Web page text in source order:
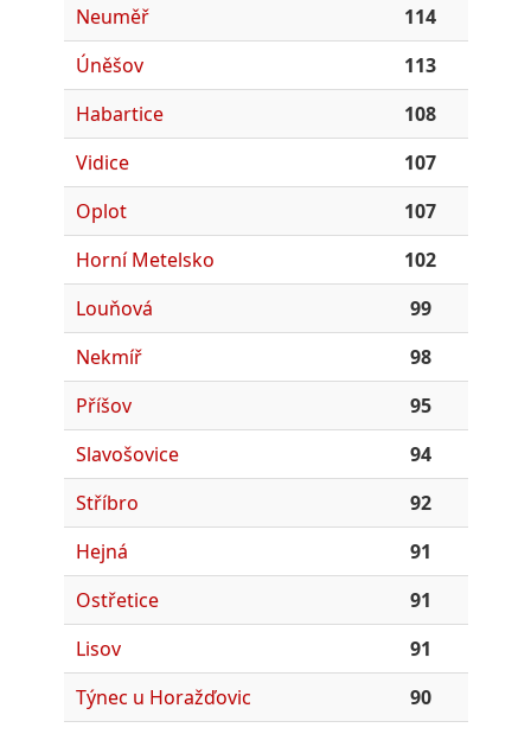
Neuměř
114
Úněšov
113
Habartice
108
Vidice
107
Oplot
107
Horní Metelsko
102
Louňová
99
Nekmíř
98
Příšov
95
Slavošovice
94
Stříbro
92
Hejná
91
Ostřetice
91
Lisov
91
Týnec u Horažďovic
90